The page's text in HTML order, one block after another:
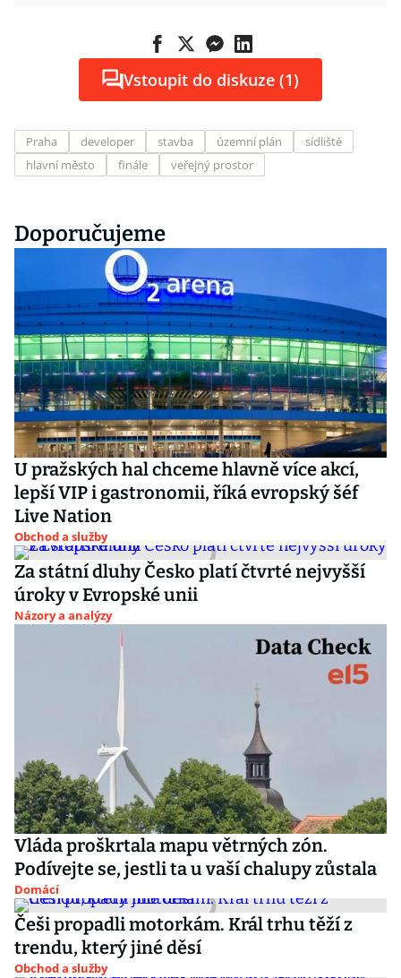
Vstoupit do diskuze (1)
Praha developer stavba územní plán
sídliště
hlavní město
finále veřejný prostor
Doporučujeme
U pražských hal chceme hlavně více akcí,
lepší VIP i gastronomii, říká evropský šéf
Live Nation
Obchod a služby
Za státní dluhy Česko platí čtvrté nejvyšší
úroky v Evropské unii
Názory a analýzy
Vláda proškrtala mapu větrných zón.
Podívejte se, jestli ta u vaší chalupy zůstala
Domácí
Češi propadli motorkám. Král trhu těží z
trendu, který jiné děsí
Obchod a služby